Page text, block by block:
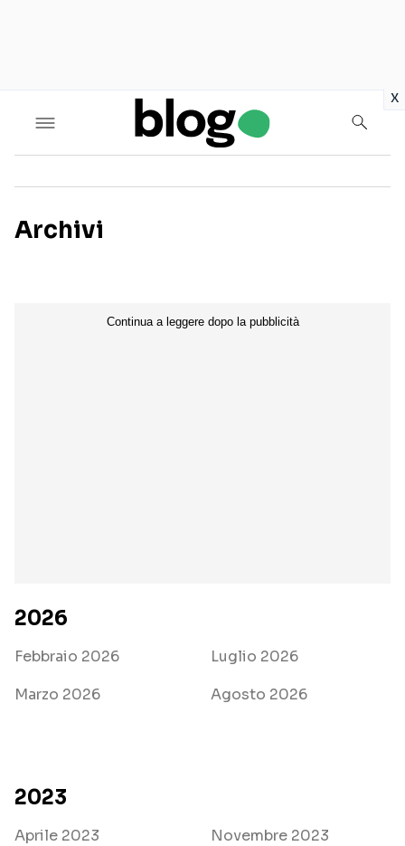
x
Archivi
2026
Febbraio 2026
Marzo 2026
Luglio 2026
Agosto 2026
2023
Aprile 2023
Novembre 2023